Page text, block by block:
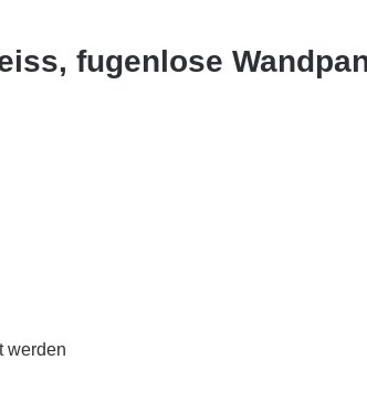
fugenlose
werden